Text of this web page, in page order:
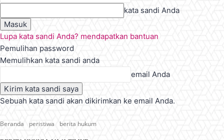
kata sandi Anda
Lupa kata sandi Anda? mendapatkan bantuan
Pemulihan password
Memulihkan kata sandi anda
email Anda
Sebuah kata sandi akan dikirimkan ke email Anda.
Beranda peristiwa berita hukum